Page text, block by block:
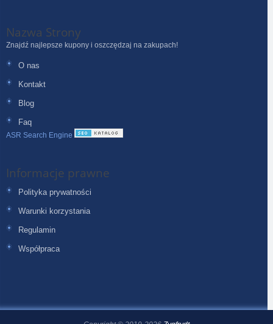
Nazwa Strony
Znajdź najlepsze kupony i oszczędzaj na zakupach!
O nas
Kontakt
Blog
Faq
ASR Search Engine
Informacje prawne
Polityka prywatności
Warunki korzystania
Regulamin
Współpraca